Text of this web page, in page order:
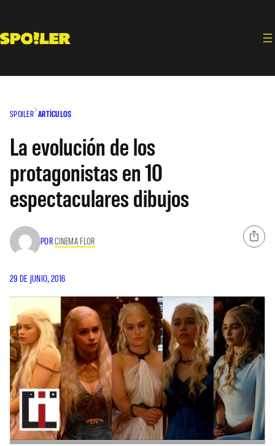
contenido
SPOILER ARTÍCULOS
La evolución de los
protagonistas en 10
espectaculares dibujos
PORCINEMA FLOR
29 DE JUNIO, 2016